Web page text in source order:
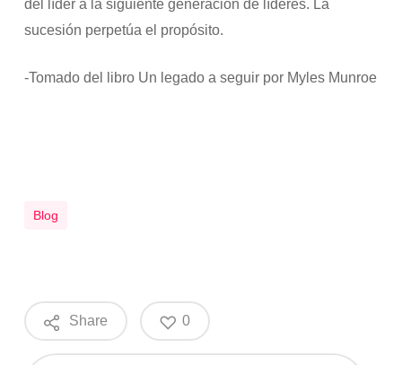
del líder a la siguiente generación de líderes. La
sucesión perpetúa el propósito.
-Tomado del libro Un legado a seguir por Myles Munroe
Blog
Share 0